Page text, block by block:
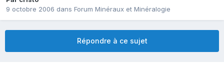
9 octobre 2006 dans Forum Minéraux et Minéralogie
Répondre à ce sujet